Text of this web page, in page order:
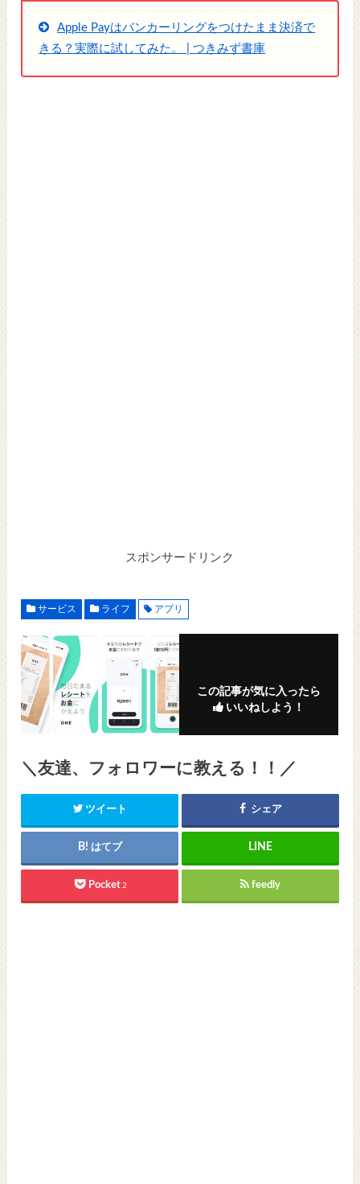
Apple Payはバンカーリングをつけたまま決済で
きる？実際に試してみた。 | つきみず書庫
スポンサードリンク
サービス ライフ アプリ
この記事が気に入ったら
いいねしよう！
＼友達、フォロワーに教える！！／
ツイート シェア
はてブ
Pocket 2 feedly